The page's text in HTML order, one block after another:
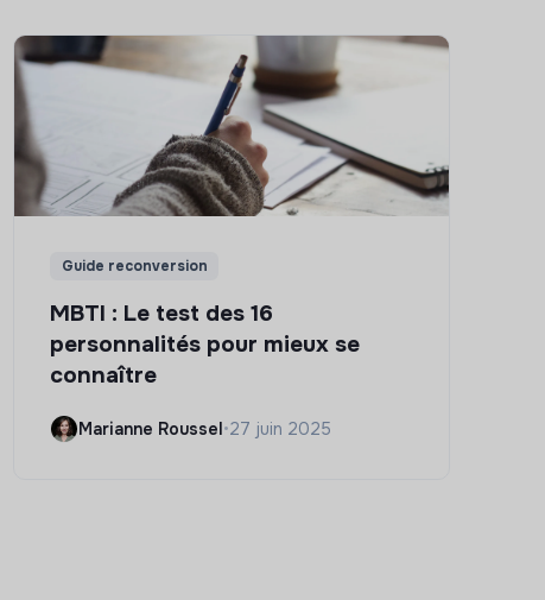
Guide reconversion
MBTI : Le test des 16
personnalités pour mieux se
connaître
Marianne Roussel•27 juin 2025